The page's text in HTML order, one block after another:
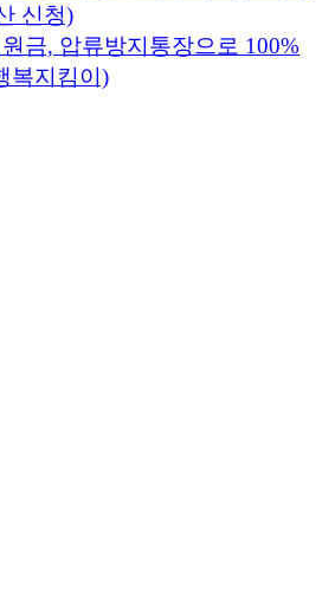
신청)
금, 압류방지통장으로 100%
복지킴이)